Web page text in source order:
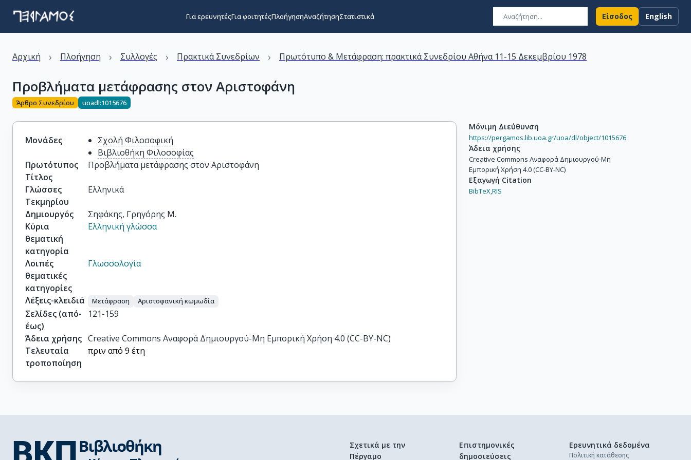
Για ερευνητέςΓια φοιτητέςΠλοήγησηΑναζήτησηΣτατιστικά Είσοδος English
Αρχική › Πλοήγηση › Συλλογές › Πρακτικά Συνεδρίων › Πρωτότυπο & Μετάφραση: πρακτικά Συνεδρίου Αθήνα 11-15 Δεκεμβρίου 1978
Προβλήματα μετάφρασης στον Αριστοφάνη
Άρθρο Συνεδρίου uoadl:1015676
Μονάδες
Σχολή Φιλοσοφική
Βιβλιοθήκη Φιλοσοφίας
Πρωτότυπος
Τίτλος
Προβλήματα μετάφρασης στον Αριστοφάνη
Γλώσσες
Τεκμηρίου
Ελληνικά
Δημιουργός
Σηφάκης, Γρηγόρης Μ.
Κύρια
θεματική
κατηγορία
Ελληνική γλώσσα
Λοιπές
θεματικές
κατηγορίες
Γλωσσολογία
Λέξεις-κλειδιά Μετάφραση Αριστοφανική κωμωδία
Σελίδες (από-
έως)
121-159
Άδεια χρήσης Creative Commons Αναφορά Δημιουργού-Μη Εμπορική Χρήση 4.0 (CC-BY-NC)
Τελευταία
τροποποίηση
πριν από 9 έτη
Μόνιμη Διεύθυνση
https://pergamos.lib.uoa.gr/uoa/dl/object/1015676
Άδεια χρήσης
Creative Commons Αναφορά Δημιουργού-Μη
Εμπορική Χρήση 4.0 (CC-BY-NC)
Εξαγωγή Citation
BibTeX,RIS
Σχετικά με την
Πέργαμο
Επιστημονικές
δημοσιεύσεις
Ερευνητικά δεδομένα
Πολιτική κατάθεσης